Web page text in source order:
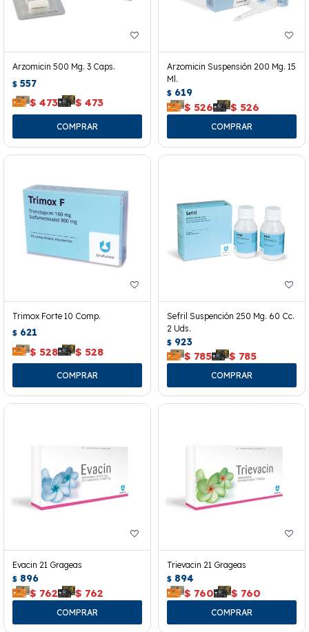
Arzomicin 500 Mg. 3 Caps.
$ 557
$ 473 $ 473
Arzomicin Suspensión 200 Mg. 15
Ml.
$ 619
$ 526 $ 526
Trimox Forte 10 Comp.
$ 621
$ 528 $ 528
Sefril Suspención 250 Mg. 60 Cc.
2 Uds.
$ 923
$ 785 $ 785
Evacin 21 Grageas
$ 896
$ 762 $ 762
Trievacin 21 Grageas
$ 894
$ 760 $ 760